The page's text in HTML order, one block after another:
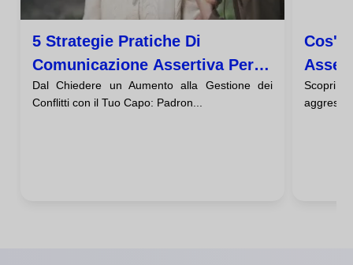
5 Strategie Pratiche Di
Comunicazione Assertiva Per
Avere Successo Sul Lavoro
Dal Chiedere un Aumento alla Gestione dei
Conflitti con il Tuo Capo: Padron...
Cos'è
Scopri